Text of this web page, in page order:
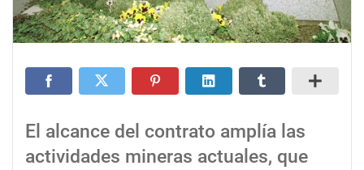
El alcance del contrato amplía las
actividades mineras actuales, que